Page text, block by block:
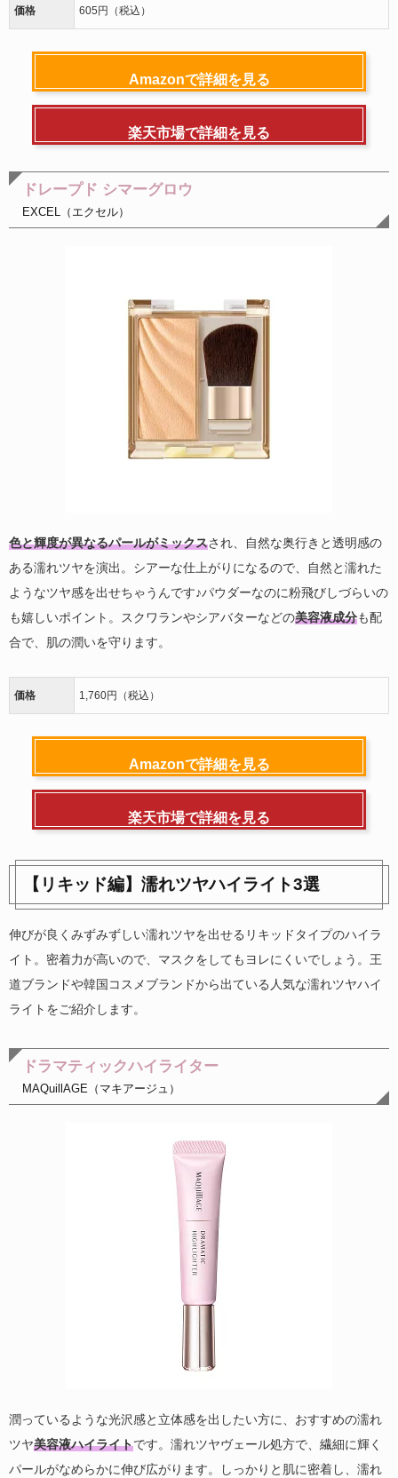
価格 605円（税込）
Amazonで詳細を見る
楽天市場で詳細を見る
ドレープド シマーグロウ
EXCEL（エクセル）
色と輝度が異なるパールがミックスされ、自然な奥行きと透明感の
ある濡れツヤを演出。シアーな仕上がりになるので、自然と濡れた
ようなツヤ感を出せちゃうんです♪パウダーなのに粉飛びしづらいの
も嬉しいポイント。スクワランやシアバターなどの美容液成分も配
合で、肌の潤いを守ります。
価格 1,760円（税込）
Amazonで詳細を見る
楽天市場で詳細を見る
【リキッド編】濡れツヤハイライト3選
伸びが良くみずみずしい濡れツヤを出せるリキッドタイプのハイラ
イト。密着力が高いので、マスクをしてもヨレにくいでしょう。王
道ブランドや韓国コスメブランドから出ている人気な濡れツヤハイ
ライトをご紹介します。
ドラマティックハイライター
MAQuillAGE（マキアージュ）
潤っているような光沢感と立体感を出したい方に、おすすめの濡れ
ツヤ美容液ハイライトです。濡れツヤヴェール処方で、繊細に輝く
パールがなめらかに伸び広がります。しっかりと肌に密着し、濡れ